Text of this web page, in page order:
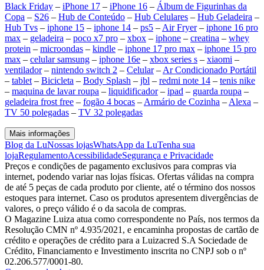
Black Friday – iPhone 17 – iPhone 16 – Álbum de Figurinhas da
Copa – S26 – Hub de Conteúdo – Hub Celulares – Hub Geladeira –
Hub Tvs – iphone 15 – iphone 14 – ps5 – Air Fryer– iphone 16 pro
max – geladeira – poco x7 pro – xbox – iphone – creatina – whey
protein – microondas – kindle – iphone 17 pro max – iphone 15 pro
max – celular samsung – iphone 16e – xbox series s – xiaomi –
ventilador– nintendo switch 2 – Celular– Ar Condicionado Portátil
– tablet – Bicicleta – Body Splash – jbl – redmi note 14 – tenis nike
– maquina de lavar roupa – liquidificador– ipad – guarda roupa –
geladeira frost free – fogão 4 bocas – Armário de Cozinha – Alexa –
TV 50 polegadas – TV 32 polegadas
Mais informações
Blog da LuNossas lojasWhatsApp da LuTenha sua
lojaRegulamentoAcessibilidadeSegurança e Privacidade
Preços e condições de pagamento exclusivos para compras via
internet, podendo variar nas lojas físicas. Ofertas válidas na compra
de até 5 peças de cada produto por cliente, até o término dos nossos
estoques para internet. Caso os produtos apresentem divergências de
valores, o preço válido é o da sacola de compras.
O Magazine Luiza atua como correspondente no País, nos termos da
Resolução CMN nº 4.935/2021, e encaminha propostas de cartão de
crédito e operações de crédito para a Luizacred S.A Sociedade de
Crédito, Financiamento e Investimento inscrita no CNPJ sob o nº
02.206.577/0001-80.